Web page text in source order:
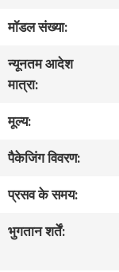
कारखाने
का
दौरा
नियंत्रण
मॉडल संख्या:
न्यूनतम आदेश
मात्रा:
मूल्य:
पैकेजिंग विवरण:
प्रसव के समय:
भुगतान शर्तें: